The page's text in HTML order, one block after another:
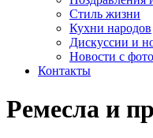
Cтиль жизни
Кухни народов
Дискуссии и
Новости с фото
Контакты
Ремесла и